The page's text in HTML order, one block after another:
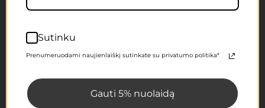
Sveikos mitybos receptai, praktiški patarimai ir kruopščiai
Sutinku
Prenumeruodami naujienlaiškį sutinkate su privatumo politika*
Gauti 5% nuolaidą